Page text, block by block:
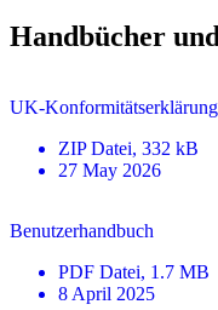
Handbücher
UK-
ZIP Datei, 332 kB
27 May 2026
Benutzerhandbuch
PDF Datei, 1.7 MB
8 April 2025